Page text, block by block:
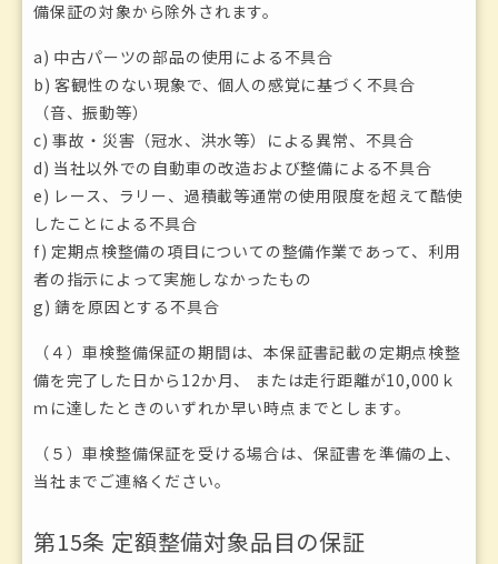
備保証の対象から除外されます。
a) 中古パーツの部品の使用による不具合
b) 客観性のない現象で、個人の感覚に基づく不具合
（音、振動等）
c) 事故・災害（冠水、洪水等）による異常、不具合
d) 当社以外での自動車の改造および整備による不具合
e) レース、ラリー、過積載等通常の使用限度を超えて酷使
したことによる不具合
f) 定期点検整備の項目についての整備作業であって、利用
者の指示によって実施しなかったもの
g) 錆を原因とする不具合
（４）車検整備保証の期間は、本保証書記載の定期点検整
備を完了した日から12か月、 または走行距離が10,000ｋ
ｍに達したときのいずれか早い時点までとします。
（５）車検整備保証を受ける場合は、保証書を準備の上、
当社までご連絡ください。
第15条 定額整備対象品目の保証